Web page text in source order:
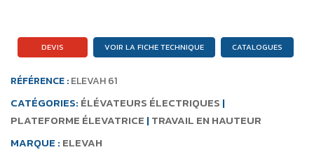
RÉFÉRENCE :ELEVAH 61
CATÉGORIES: ÉLÉVATEURS ÉLECTRIQUES |
PLATEFORME ÉLEVATRICE | TRAVAIL EN HAUTEUR
MARQUE : ELEVAH
DEVIS VOIR LA FICHE TECHNIQUE CATALOGUES